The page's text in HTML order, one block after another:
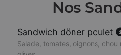
Nos
Sandwich döner poulet
Salade, tomates, oignons, chou